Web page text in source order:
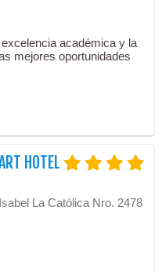
académica y la
mejores oportunidades
HOTEL
La Católica Nro. 2478